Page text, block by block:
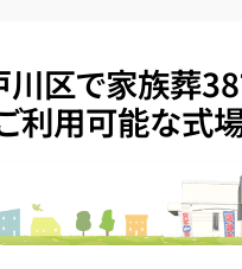
川区で家族葬38
利用可能な式
花茶屋会館の詳細へ